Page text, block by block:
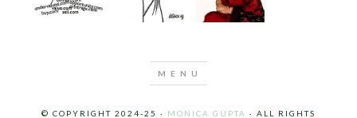
© COPYRIGHT 2024-25 · MONICA GUPTA · ALL RIGHTS